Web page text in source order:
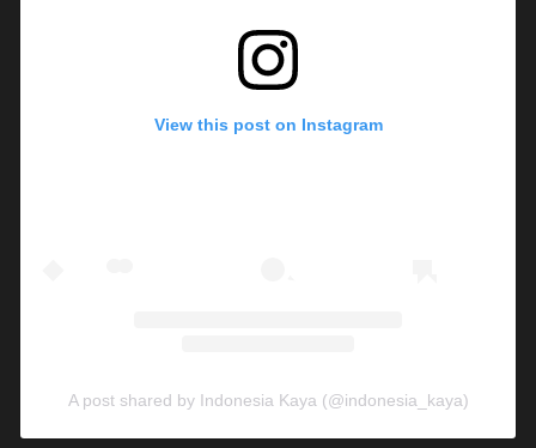
View this post on Instagram
A post shared by Indonesia Kaya (@indonesia_kaya)